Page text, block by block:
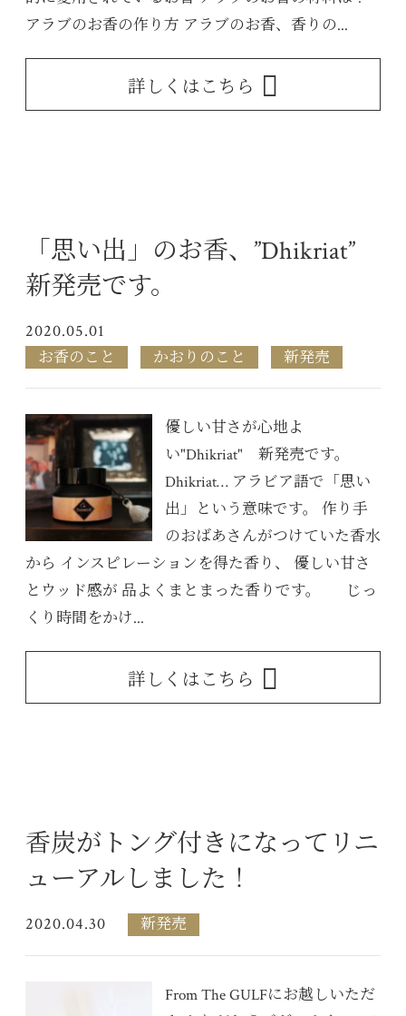
アラブのお香の作り方 アラブのお香、香りの...
詳しくはこちら
「思い出」のお香、”Dhikriat”
新発売です。
2020.05.01
お香のこと かおりのこと 新発売
優しい甘さが心地よ
い"Dhikriat" 新発売です。
Dhikriat… アラビア語で「思い
出」という意味です。 作り手
のおばあさんがつけていた香水
から インスピレーションを得た香り、 優しい甘さ
とウッド感が 品よくまとまった香りです。 じっ
くり時間をかけ...
詳しくはこちら
香炭がトング付きになってリニ
ューアルしました！
2020.04.30 新発売
From The GULFにお越しいただ